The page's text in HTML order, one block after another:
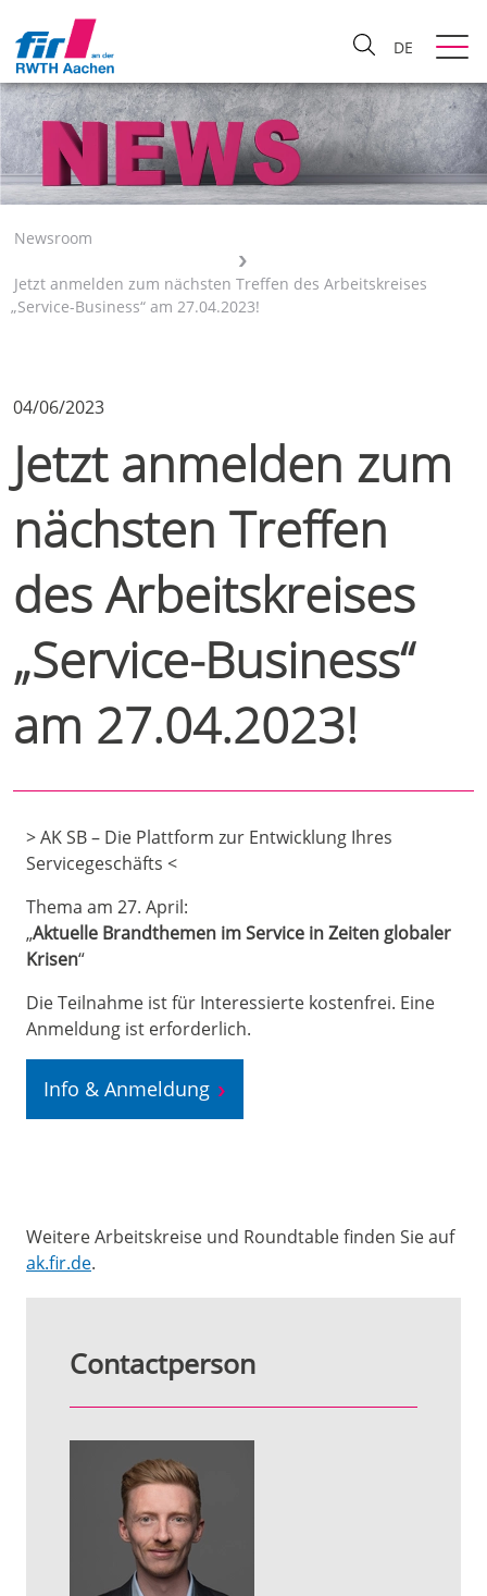
DE
Newsroom
Jetzt anmelden zum nächsten Treffen des Arbeitskreises
„Service-Business“ am 27.04.2023!
04/06/2023
Jetzt anmelden zum
nächsten Treffen
des Arbeitskreises
„Service-Business“
am 27.04.2023!
> AK SB – Die Plattform zur Entwicklung Ihres
Servicegeschäfts <
Thema am 27. April:
„Aktuelle Brandthemen im Service in Zeiten globaler
Krisen“
Die Teilnahme ist für Interessierte kostenfrei. Eine
Anmeldung ist erforderlich.
Info & Anmeldung
Weitere Arbeitskreise und Roundtable finden Sie auf
ak.fir.de.
Contactperson